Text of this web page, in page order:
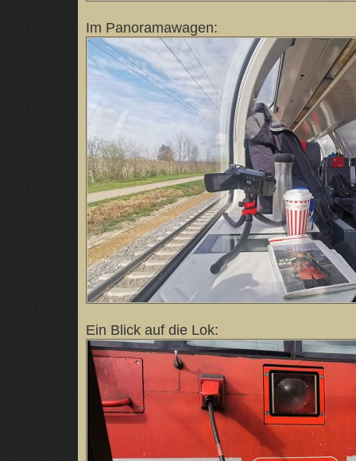
Im Panoramawagen:
Ein Blick auf die Lok: